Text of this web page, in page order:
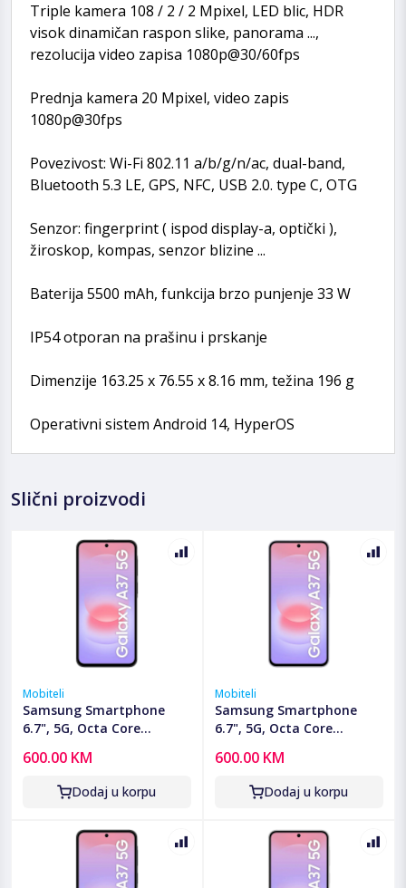
Triple kamera 108 / 2 / 2 Mpixel, LED blic, HDR
visok dinamičan raspon slike, panorama ...,
rezolucija video zapisa 1080p@30/60fps
Prednja kamera 20 Mpixel, video zapis
1080p@30fps
Povezivost: Wi-Fi 802.11 a/b/g/n/ac, dual-band,
Bluetooth 5.3 LE, GPS, NFC, USB 2.0. type C, OTG
Senzor: fingerprint ( ispod display-a, optički ),
žiroskop, kompas, senzor blizine ...
Baterija 5500 mAh, funkcija brzo punjenje 33 W
IP54 otporan na prašinu i prskanje
Dimenzije 163.25 x 76.55 x 8.16 mm, težina 196 g
Operativni sistem Android 14, HyperOS
Slični proizvodi
Mobiteli
Samsung Smartphone
6.7", 5G, Octa Core
50Mpixel - Galaxy A37 5G
6GB/128GB Charcoal
600.00 KM
Dodaj u korpu
Mobiteli
Samsung Smartphone
6.7", 5G, Octa Core
50Mpixel - Galaxy A37 5G
6GB/128GB Lavender
600.00 KM
Dodaj u korpu